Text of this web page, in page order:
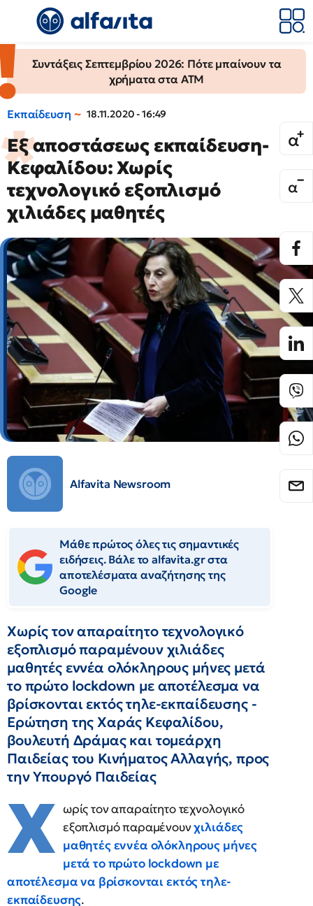
Συντάξεις Σεπτεμβρίου 2026: Πότε μπαίνουν τα
χρήματα στα ΑΤΜ
Εκπαίδευση 18.11.2020 - 16:49
Εξ αποστάσεως εκπαίδευση-
Κεφαλίδου: Χωρίς
τεχνολογικό εξοπλισμό
χιλιάδες μαθητές
Alfavita Newsroom
Μάθε πρώτος όλες τις σημαντικές
ειδήσεις. Βάλε το alfavita.gr στα
αποτελέσματα αναζήτησης της
Google
Χωρίς τον απαραίτητο τεχνολογικό
εξοπλισμό παραμένουν χιλιάδες
μαθητές εννέα ολόκληρους μήνες μετά
το πρώτο lockdown με αποτέλεσμα να
βρίσκονται εκτός τηλε-εκπαίδευσης -
Ερώτηση της Χαράς Κεφαλίδου,
βουλευτή Δράμας και τομεάρχη
Παιδείας του Κινήματος Αλλαγής, προς
την Υπουργό Παιδείας
Χ ωρίς τον απαραίτητο τεχνολογικό
εξοπλισμό παραμένουνχιλιάδες
μαθητές εννέα ολόκληρους μήνες
μετά το πρώτο lockdown με
αποτέλεσμα να βρίσκονται εκτός τηλε-
εκπαίδευσης.